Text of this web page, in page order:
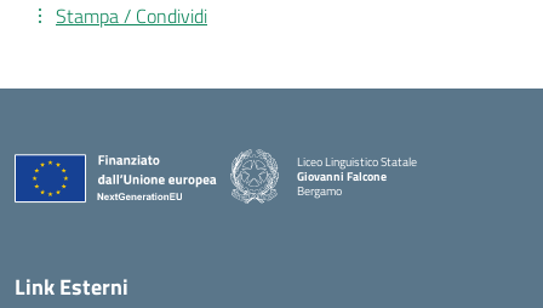
Stampa / Condividi
Liceo Linguistico Statale
Giovanni Falcone
Bergamo
— Visita la pagina iniziale della scuola
Link Esterni